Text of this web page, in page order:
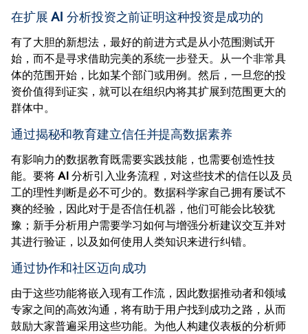
在扩展 AI 分析投资之前证明这种投资是成功的
有了大胆的新想法，最好的前进方式是从小范围测试开
始，而不是寻求借助完美的系统一步登天。从一个非常具
体的范围开始，比如某个部门或用例。然后，一旦您的投
资价值得到证实，就可以在组织内将其扩展到范围更大的
群体中。
通过揭秘和教育建立信任并提高数据素养
有影响力的数据教育既需要实践技能，也需要创造性技
能。要将 AI 分析引入业务流程，对这些技术的信任以及员
工的理性判断是必不可少的。数据科学家自己拥有屡试不
爽的经验，因此对于是否信任机器，他们可能会比较犹
豫；新手分析用户需要学习如何与增强分析建议交互并对
其进行验证，以及如何使用人类知识来进行纠错。
通过协作和社区迈向成功
由于这些功能将嵌入现有工作流，因此数据推动者和领域
专家之间的高效沟通，将有助于用户找到成功之路，从而
鼓励大家普遍采用这些功能。为他人构建仪表板的分析师